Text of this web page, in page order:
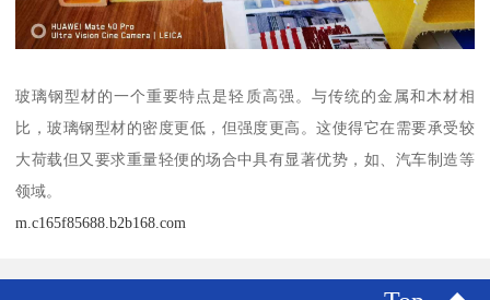
玻璃钢型材的一个重要特点是轻质高强。与传统的金属和木材相
比，玻璃钢型材的密度更低，但强度更高。这使得它在需要承受较
大荷载但又要求重量轻便的场合中具有显著优势，如、汽车制造等
领域。
m.c165f85688.b2b168.com